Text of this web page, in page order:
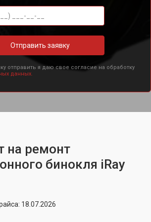
Отправить заявку
отправить я даю свое согласие на обработку
данных.
на ремонт
бинокля iRay
18.07.2026